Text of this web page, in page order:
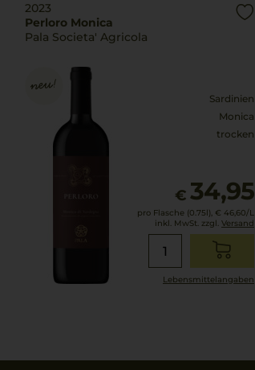
2023
Perloro Monica
Pala Societa' Agricola
Sardinien
Monica
trocken
€ 34,95
pro Flasche (0.75l), € 46,60/L
inkl. MwSt. zzgl. Versand
Lebensmittel­angaben